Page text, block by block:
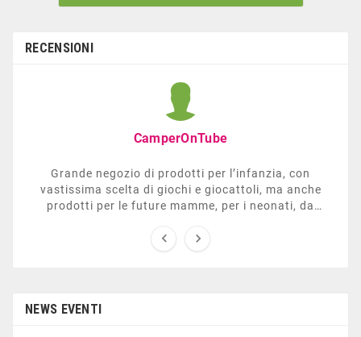
RECENSIONI
CamperOnTube
Grande negozio di prodotti per l’infanzia, con
vastissima scelta di giochi e giocattoli, ma anche
prodotti per le future mamme, per i neonati, da
sezione dedicata all’arredo giardino, giochi all’aperto,
 
NEWS EVENTI